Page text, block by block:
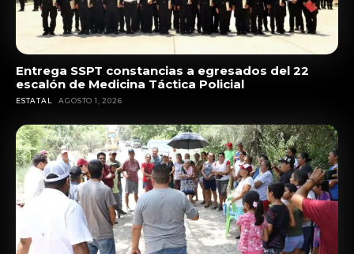
Entrega SSPT constancias a egresados del 22
escalón de Medicina Táctica Policial
ESTATAL AGOSTO 1, 2026